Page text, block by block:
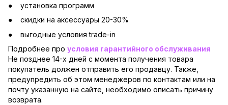
установка программ
скидки на аксессуары 20-30%
выгодные условия trade-in
Подробнее про условия гарантийного обслуживания
Не позднее 14-х дней с момента получения товара
покупатель должен отправить его продавцу. Также,
предупредить об этом менеджеров по контактам или на
почту указанную на сайте, необходимо описать причину
возврата.